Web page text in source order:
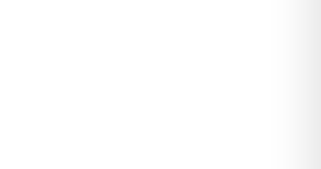
profesional.
de Policarbonato, cuenta